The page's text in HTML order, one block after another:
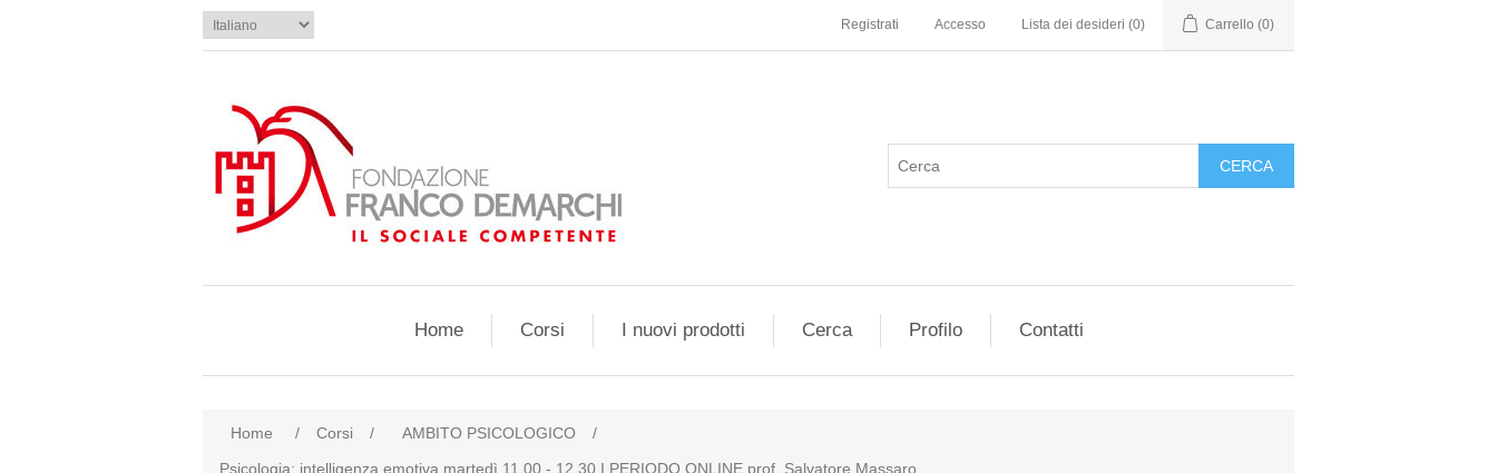
Registrati Accesso Lista dei desideri (0) Carrello (0)
CERCA
Home Corsi I nuovi prodotti Cerca Profilo Contatti
Home / Corsi / AMBITO PSICOLOGICO
/
Psicologia: intelligenza emotiva martedì 11.00 - 12.30 I PERIODO ONLINE prof. Salvatore Massaro